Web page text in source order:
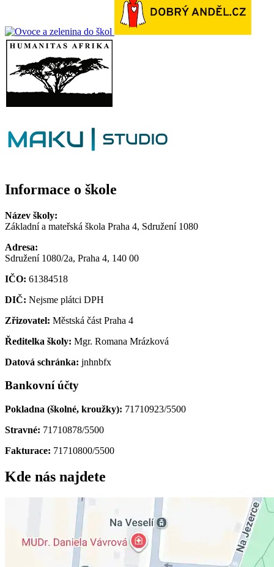
Informace o škole
Název školy:
Základní a mateřská škola Praha 4, Sdružení 1080
Adresa:
Sdružení 1080/2a, Praha 4, 140 00
IČO: 61384518
DIČ: Nejsme plátci DPH
Zřizovatel: Městská část Praha 4
Ředitelka školy: Mgr. Romana Mrázková
Datová schránka: jnhnbfx
Bankovní účty
Pokladna (školné, kroužky): 71710923/5500
Stravné: 71710878/5500
Fakturace: 71710800/5500
Kde nás najdete